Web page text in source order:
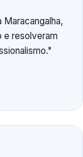
e resolveram